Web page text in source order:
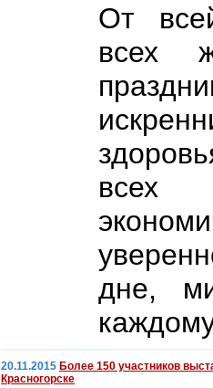
От
всех
дне,
20.11.2015 Более 150 участников
Красногорске